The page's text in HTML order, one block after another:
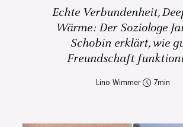
Echte Verbundenheit,
Wärme: Der Soziologe
Schobin erklärt, wie
Freundschaft
Lino Wimmer 7